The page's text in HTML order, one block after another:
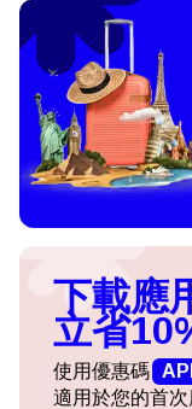
下載應
立省
使用優惠碼
適用於您的首次